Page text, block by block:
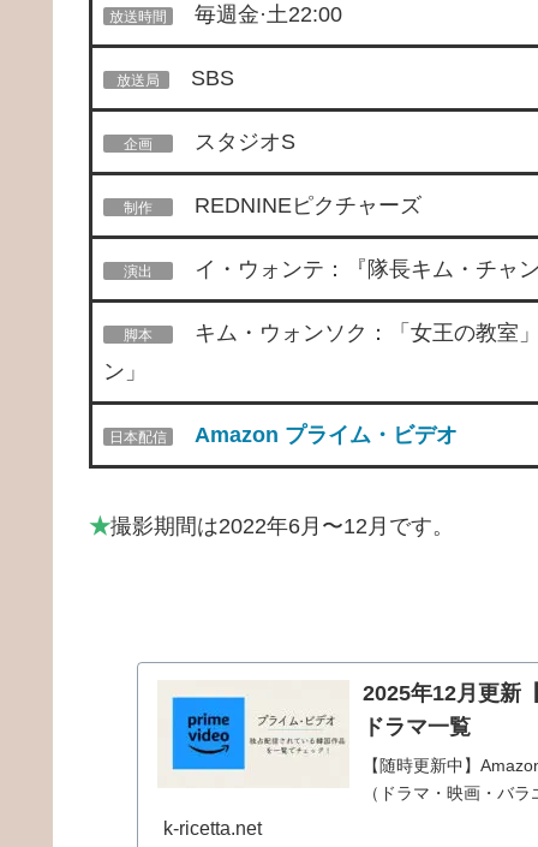
放送時間 毎週金·土22:00
放送局 SBS
企画 スタジオS
制作 REDNINEピクチャーズ
演出 イ・ウォンテ：『隊長キム・チャ
脚本
キム・ウォンソク：「女王の教室
ン」
日本配信 Amazon プライム・ビデオ
★撮影期間は2022年6月〜12月です。
2025年12月更新
ドラマ一覧
【随時更新中】
（ドラマ・映画・バ
k-ricetta.net